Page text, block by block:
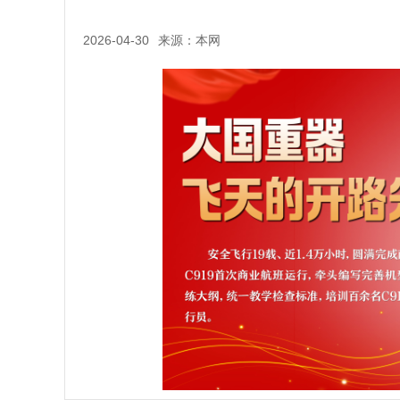
2026-04-30 来源：本网